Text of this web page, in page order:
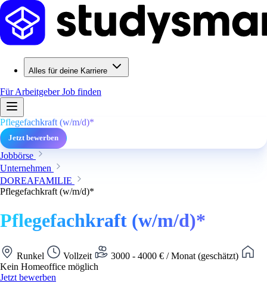
Alles für deine Karriere
Für ArbeitgeberJob finden
Pflegefachkraft (w/m/d)*
Jetzt bewerben
Jobbörse
Unternehmen
DOREAFAMILIE
Pflegefachkraft (w/m/d)*
Pflegefachkraft (w/m/d)*
Runkel Vollzeit
3000 - 4000 € / Monat (geschätzt)
Kein Homeoffice möglich
Jetzt bewerben